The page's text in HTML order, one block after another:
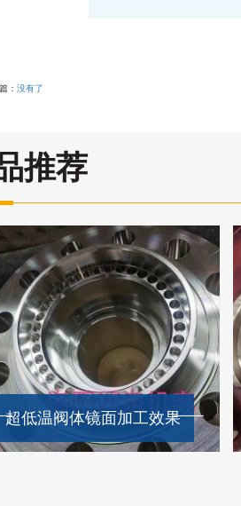
： 没有了
推荐
超低温阀体镜面加工效果